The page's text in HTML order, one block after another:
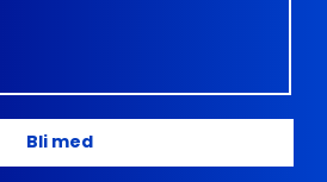
Bli med